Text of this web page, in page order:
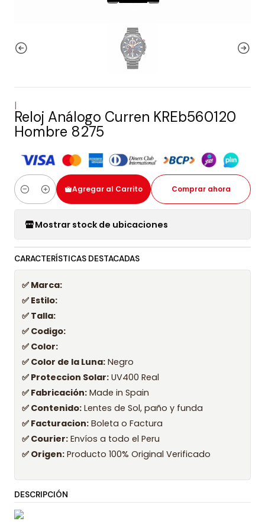
|
Reloj Análogo Curren KREb560120
Hombre 8275
Cantidad
Agregar al Carrito Comprar ahora
Mostrar stock de ubicaciones
CARACTERÍSTICAS DESTACADAS
✅ Marca:
✅ Estilo:
✅ Talla:
✅ Codigo:
✅ Color:
✅ Color de la Luna: Negro
✅ Proteccion Solar: UV400 Real
✅ Fabricación: Made in Spain
✅ Contenido: Lentes de Sol, paño y funda
✅ Facturacion: Boleta o Factura
✅ Courier: Envíos a todo el Peru
✅ Origen: Producto 100% Original Verificado
DESCRIPCIÓN